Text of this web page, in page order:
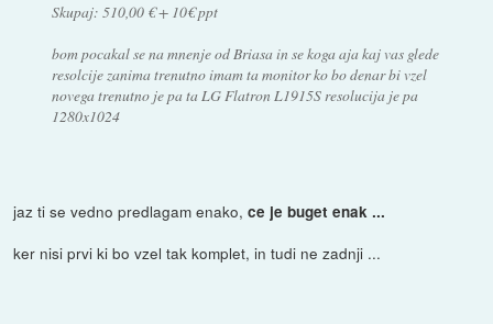
Skupaj: 510,00 € + 10€ ppt
bom pocakal se na mnenje od Briasa in se koga aja kaj vas glede
resolcije zanima trenutno imam ta monitor ko bo denar bi vzel
novega trenutno je pa ta LG Flatron L1915S resolucija je pa
1280x1024
jaz ti se vedno predlagam enako,ce je buget enak ...
ker nisi prvi ki bo vzel tak komplet, in tudi ne zadnji ...